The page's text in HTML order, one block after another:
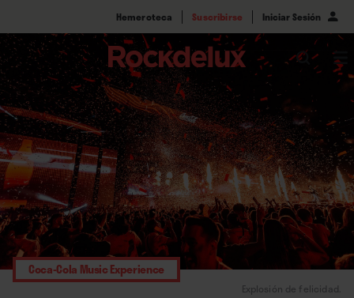
Hemeroteca Suscribirse Iniciar Sesión
Explosión de felicidad.
Coca-Cola Music Experience